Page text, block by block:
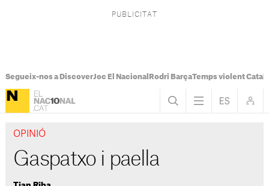
Segueix-nos a DiscoverJoc El Nacional Rodri BarçaTemps violent
OPINIÓ
Gaspatxo i paella